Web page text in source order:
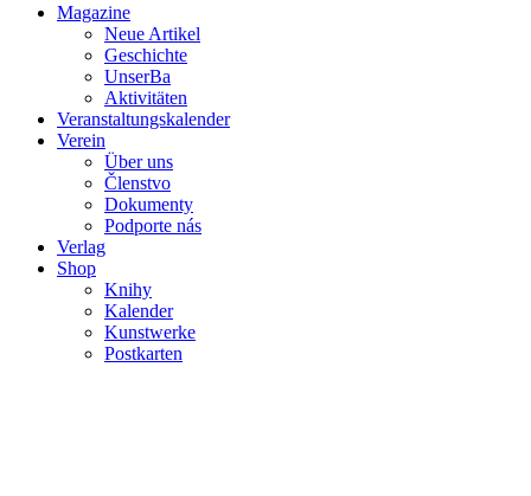
Magazine
Neue Artikel
Geschichte
UnserBa
Aktivitäten
Veranstaltungskalender
Verein
Über uns
Členstvo
Dokumenty
Podporte nás
Verlag
Shop
Knihy
Kalender
Kunstwerke
Postkarten